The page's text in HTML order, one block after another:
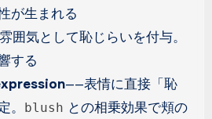
が生まれる
囲気として恥じらいを付与。
する
——表情に直接「恥
。 blush との相乗効果で頬の